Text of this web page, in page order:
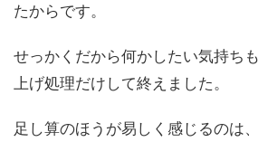
たからです。
せっかくだから何かしたい気持ち
上げ処理だけして終えました。
足し算のほうが易しく感じるのは